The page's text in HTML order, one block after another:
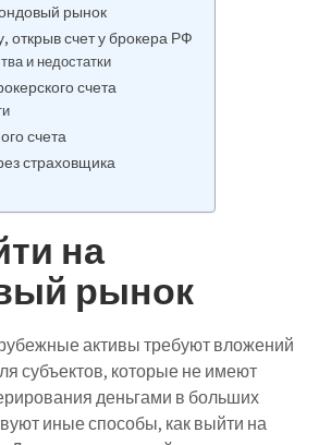
рынок
открыв счет у брокера РФ
и недостатки
счета
счета
страховщика
на
рынок
активы требуют вложений
субъектов, которые не имеют
деньгами в больших
иные способы, как выйти на